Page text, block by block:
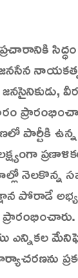
ప్రచారానికి
పార్టీకి
నెలకొన్న
పోరాడే
ఎన్నికల